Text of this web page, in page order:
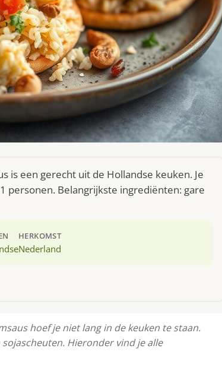
is een gerecht uit de Hollandse keuken. Je
personen. Belangrijkste ingrediënten: gare
HERKOMST
Nederland
hoef je niet lang in de keuken te staan.
Hieronder vind je alle